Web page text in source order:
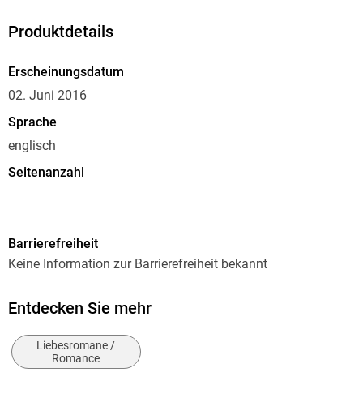
Produktdetails
Erscheinungsdatum
02. Juni 2016
Sprache
englisch
Seitenanzahl
Arizona Historicals
Autor/Autorin
Touchladybirdlucky Studios
Produktart
Barrierefreiheit
Keine Information zur Barrierefreiheit bekannt
Entdecken Sie mehr
Liebesromane /
Romance